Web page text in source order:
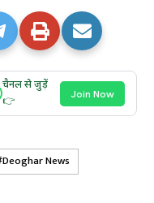
चैनल से जुड़ें
👉
Join Now
Deoghar News